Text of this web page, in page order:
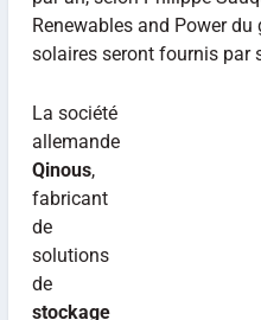
Renewables and Power
solaires seront fournis par
La société
allemande
Qinous,
fabricant
de
solutions
de
stockage